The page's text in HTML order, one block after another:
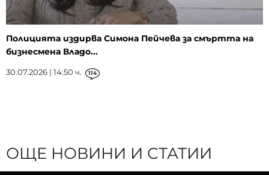
Полицията издирва Симона Пейчева за смъртта на
бизнесмена Владо...
30.07.2026 | 14:50 ч. 114
ОЩЕ НОВИНИ И СТАТИИ